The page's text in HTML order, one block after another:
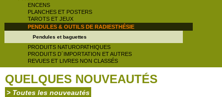
ENCENS
PLANCHES ET POSTERS
TAROTS ET JEUX
PENDULES & OUTILS DE RADIESTHÉSIE
Pendules et baguettes
PRODUITS NATUROPATHIQUES
PRODUITS D´IMPORTATION ET AUTRES
REVUES ET LIVRES NON CLASSÉS
QUELQUES NOUVEAUTÉS
> Toutes les nouveautés